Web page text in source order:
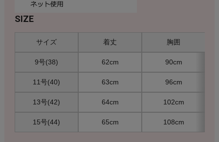
SIZE
サイズ 着丈 胸囲
9号(38) 62cm 90cm
11号(40) 63cm 96cm
13号(42) 64cm 102cm
15号(44) 65cm 108cm